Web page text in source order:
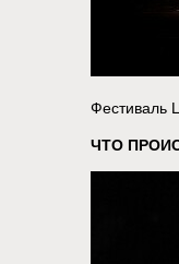
Фестиваль
ЧТО